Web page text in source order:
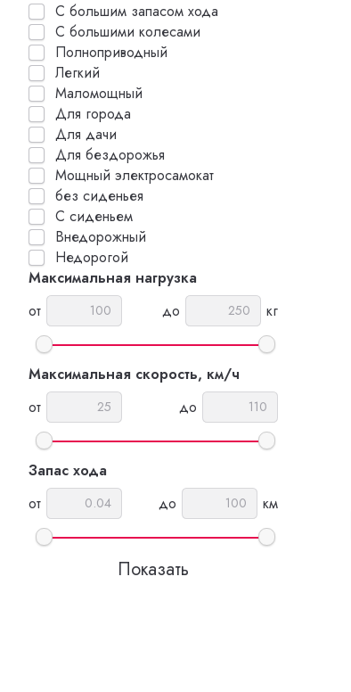
С большим запасом хода
С большими колесами
Полноприводный
Легкий
Маломощный
Для города
Для дачи
Для бездорожья
Мощный электросамокат
без сиденьея
С сиденьем
Внедорожный
Недорогой
Максимальная нагрузка
от
до кг
Максимальная скорость, км/ч
от
до
Запас хода
от
до км